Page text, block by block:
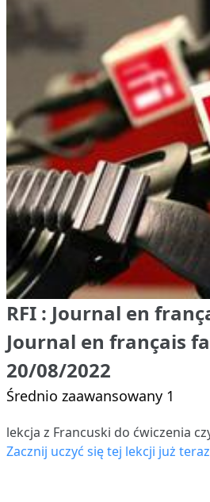
RFI : Journal en
Journal en français
20/08/2022
Średnio zaawansowany 1
lekcja z Francuski do ćwiczenia
Zacznij uczyć się tej lekcji już teraz